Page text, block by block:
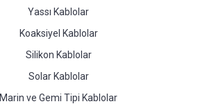
Yassı Kablolar
Koaksiyel Kablolar
Silikon Kablolar
Solar Kablolar
Marin ve Gemi Tipi Kablolar